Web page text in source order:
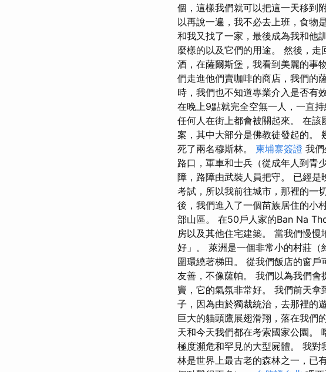
個，這樣我們就可以把這一天移到
以再說一遍，我不必去上班，食物
和我又找了一家，最後成為我和他
麼樣的以及它們的用途。 然後，
酒，在薩爾斯堡，我看到美麗的事
們走進他們賣咖啡的商店，我們的
時，我們也不知道專業介入是否有
在晚上9點就完全空無一人，一直
任何人在街上都會被關起來。 在
案，其中大部分是佛教徒發起的。
死了兩名穆斯林。 柬埔寨簽證 我
路口，軍車和士兵（從成年人到青
障，路障由武裝人員把守。 已經
考試，所以我前往城市，那裡的一
後，我們進入了一個苗族居住的小
部山區。 在50戶人家的Ban Na
房以及其他住宅建築。 當我們慢
好」。 萊洲是一個非常小的村莊（
圍環繞著梯田。 從我們飯店的窗
友善，不像薩帕。 我們以為我們
竇，它的氣氛非常好。 我們前天
子，因為由於獨裁統治，去那裡的
巨大的貓頭鷹展翅滑翔，落在我們
天和今天我們都在考索國家公園。
極度瀕危和罕見的大型屍體。 我
林是世界上最古老的森林之一，已